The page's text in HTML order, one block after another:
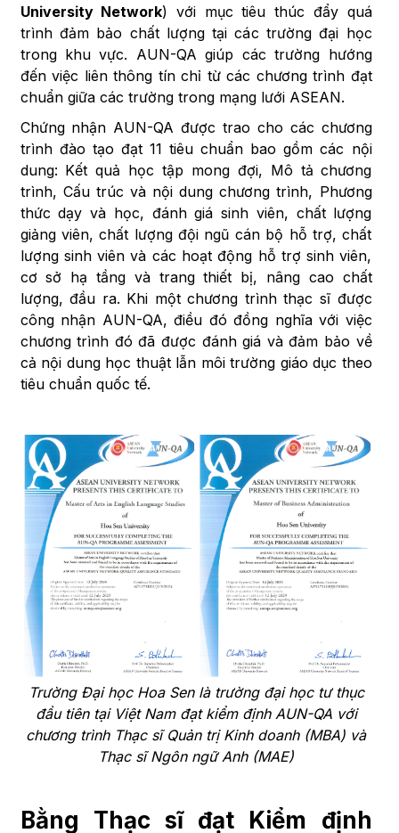
University Network) với mục tiêu thúc đẩy quá
trình đảm bảo chất lượng tại các trường đại học
trong khu vực. AUN-QA giúp các trường hướng
đến việc liên thông tín chỉ từ các chương trình đạt
chuẩn giữa các trường trong mạng lưới ASEAN.
Chứng nhận AUN-QA được trao cho các chương
trình đào tạo đạt 11 tiêu chuẩn bao gồm các nội
dung: Kết quả học tập mong đợi, Mô tả chương
trình, Cấu trúc và nội dung chương trình, Phương
thức dạy và học, đánh giá sinh viên, chất lượng
giảng viên, chất lượng đội ngũ cán bộ hỗ trợ, chất
lượng sinh viên và các hoạt động hỗ trợ sinh viên,
cơ sở hạ tầng và trang thiết bị, nâng cao chất
lượng, đầu ra. Khi một chương trình thạc sĩ được
công nhận AUN-QA, điều đó đồng nghĩa với việc
chương trình đó đã được đánh giá và đảm bảo về
cả nội dung học thuật lẫn môi trường giáo dục theo
tiêu chuẩn quốc tế.
Trường Đại học Hoa Sen là trường đại học tư thục
đầu tiên tại Việt Nam đạt kiểm định AUN-QA với
chương trình Thạc sĩ Quản trị Kinh doanh (MBA) và
Thạc sĩ Ngôn ngữ Anh (MAE)
Bằng Thạc sĩ đạt Kiểm định